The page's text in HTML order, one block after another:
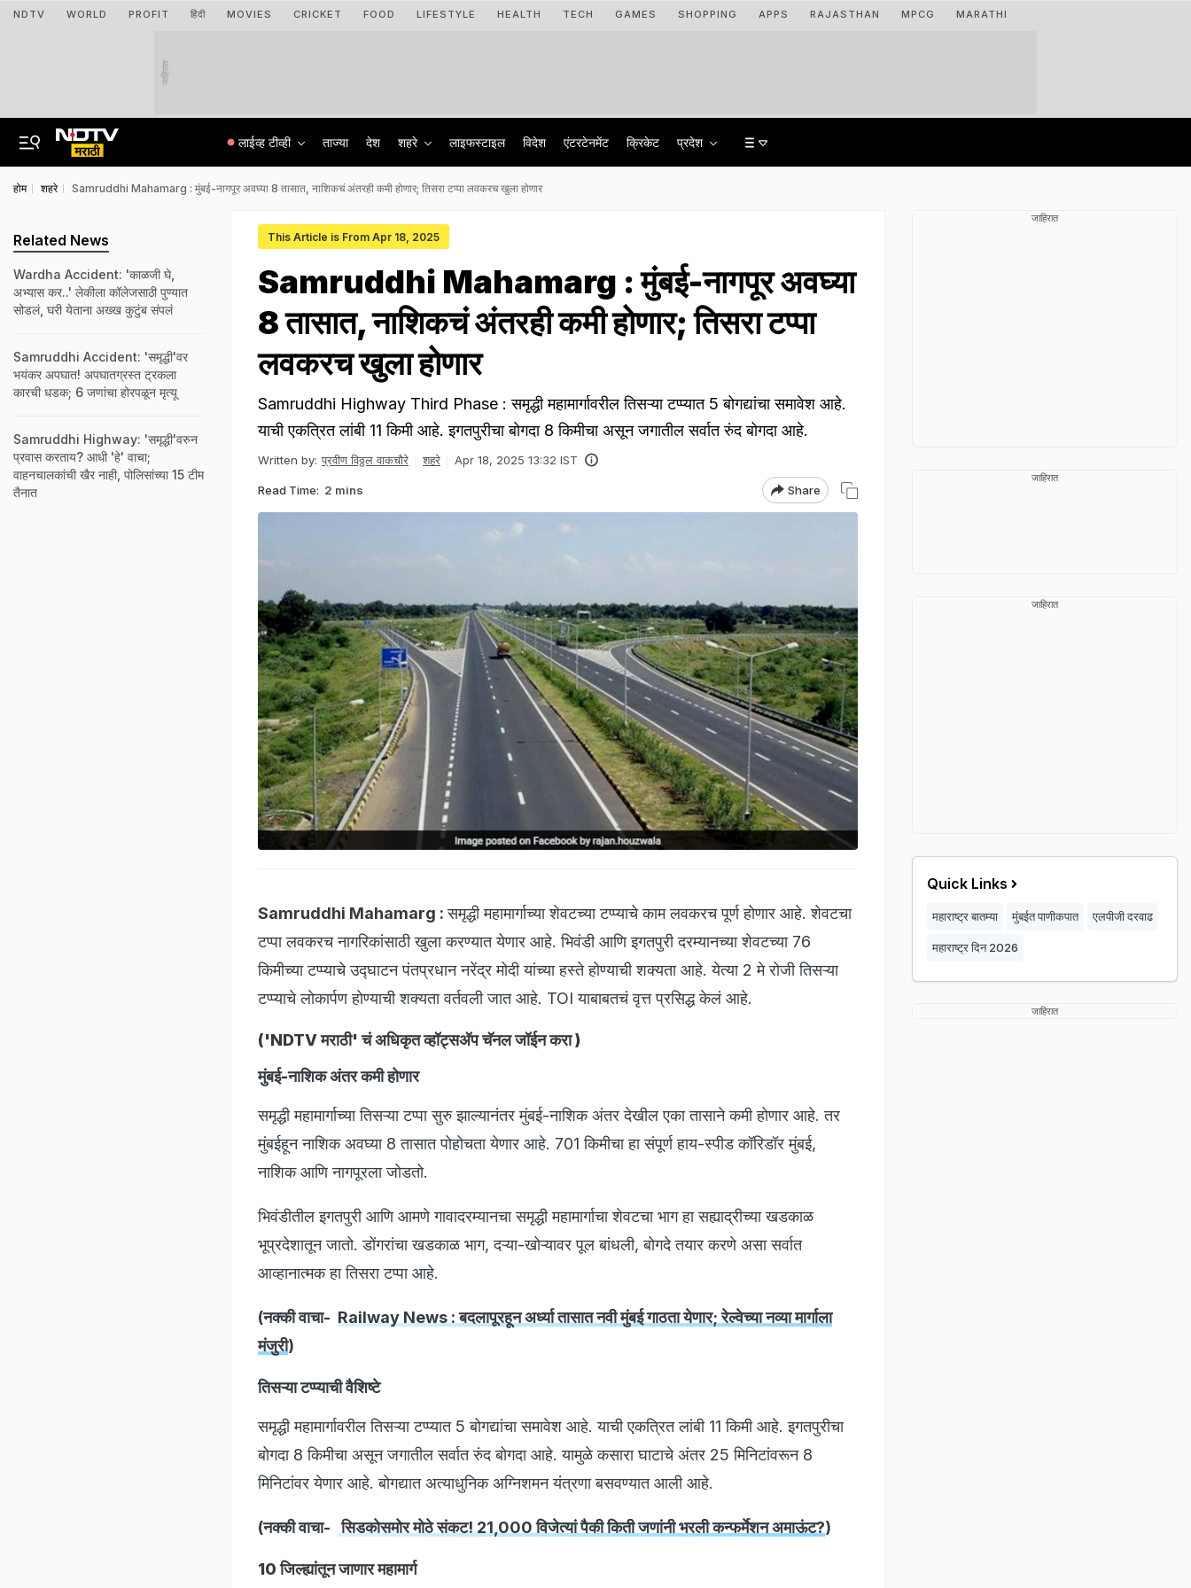
NDTV WORLD PROFIT हिंदी MOVIES CRICKET FOOD LIFESTYLE HEALTH TECH GAMES SHOPPING APPS RAJASTHAN MPCG MARATHI
जाहिरात
लाईव्ह टीव्ही ताज्या देश शहरे लाइफस्टाइल विदेश एंटरटेनमेंट क्रिकेट प्रदेश
होम शहरे Samruddhi Mahamarg : मुंबई-नागपूर अवघ्या 8 तासात, नाशिकचं अंतरही कमी होणार; तिसरा टप्पा लवकरच खुला होणार
This Article is From Apr 18, 2025
Samruddhi Mahamarg : मुंबई-नागपूर अवघ्या
8 तासात, नाशिकचं अंतरही कमी होणार; तिसरा टप्पा
लवकरच खुला होणार
Samruddhi Highway Third Phase : समृद्धी महामार्गावरील तिसऱ्या टप्प्यात 5 बोगद्यांचा समावेश आहे.
याची एकत्रित लांबी 11 किमी आहे. इगतपुरीचा बोगदा 8 किमीचा असून जगातील सर्वात रुंद बोगदा आहे.
Written by: प्रवीण विठ्ठल वाकचौरे शहरे Apr 18, 2025 13:32 IST
Read Time: 2 mins Share
Samruddhi Mahamarg :समृद्धी महामार्गाच्या शेवटच्या टप्प्याचे काम लवकरच पूर्ण होणार आहे. शेवटचा
टप्पा लवकरच नागरिकांसाठी खुला करण्यात येणार आहे. भिवंडी आणि इगतपुरी दरम्यानच्या शेवटच्या 76
किमीच्या टप्प्याचे उद्घाटन पंतप्रधान नरेंद्र मोदी यांच्या हस्ते होण्याची शक्यता आहे. येत्या 2 मे रोजी तिसऱ्या
टप्प्याचे लोकार्पण होण्याची शक्यता वर्तवली जात आहे. TOI याबाबतचं वृत्त प्रसिद्ध केलं आहे.
('NDTV मराठी' चं अधिकृत व्हॉट्सअ‍ॅप चॅनल जॉईन करा)
मुंबई-नाशिक अंतर कमी होणार
समृद्धी महामार्गाच्या तिसऱ्या टप्पा सुरु झाल्यानंतर मुंबई-नाशिक अंतर देखील एका तासाने कमी होणार आहे. तर
मुंबईहून नाशिक अवघ्या 8 तासात पोहोचता येणार आहे. 701 किमीचा हा संपूर्ण हाय-स्पीड कॉरिडॉर मुंबई,
नाशिक आणि नागपूरला जोडतो.
भिवंडीतील इगतपुरी आणि आमणे गावादरम्यानचा समृद्धी महामार्गाचा शेवटचा भाग हा सह्याद्रीच्या खडकाळ
भूप्रदेशातून जातो. डोंगरांचा खडकाळ भाग, दऱ्या-खोऱ्यावर पूल बांधली, बोगदे तयार करणे असा सर्वात
आव्हानात्मक हा तिसरा टप्पा आहे.
(नक्की वाचा- Railway News : बदलापूरहून अर्ध्या तासात नवी मुंबई गाठता येणार; रेल्वेच्या नव्या मार्गाला
मंजुरी)
तिसऱ्या टप्प्याची वैशिष्टे
समृद्धी महामार्गावरील तिसऱ्या टप्प्यात 5 बोगद्यांचा समावेश आहे. याची एकत्रित लांबी 11 किमी आहे. इगतपुरीचा
बोगदा 8 किमीचा असून जगातील सर्वात रुंद बोगदा आहे. यामुळे कसारा घाटाचे अंतर 25 मिनिटांवरून 8
मिनिटांवर येणार आहे. बोगद्यात अत्याधुनिक अग्निशमन यंत्रणा बसवण्यात आली आहे.
(नक्की वाचा- सिडकोसमोर मोठे संकट! 21,000 विजेत्यां पैकी किती जणांनी भरली कन्फर्मेशन अमाऊंट?)
10 जिल्ह्यांतून जाणार महामार्ग
Related News
Wardha Accident: 'काळजी घे,
अभ्यास कर..' लेकीला कॉलेजसाठी पुण्यात
सोडलं, घरी येताना अख्ख कुटुंब संपलं
Samruddhi Accident: 'समृद्धी'वर
भयंकर अपघात! अपघातग्रस्त ट्रकला
कारची धडक; 6 जणांचा होरपळून मृत्यू
Samruddhi Highway: 'समृद्धी'वरुन
प्रवास करताय? आधी 'हे' वाचा;
वाहनचालकांची खैर नाही, पोलिसांच्या 15 टीम
तैनात
जाहिरात
जाहिरात
जाहिरात
Quick Links
महाराष्ट्र बातम्या मुंबईत पाणीकपात एलपीजी दरवाढ
महाराष्ट्र दिन 2026
जाहिरात